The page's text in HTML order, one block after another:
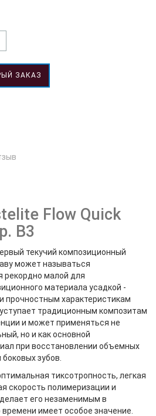
ЗАКАЗ
Flow Quick
В3
текучий композиционный
может называться
рекордно малой для
материала усадкой -
прочностным характеристикам
уступает традиционным композитам
и может применяться не
но и как основной
при восстановлении объемных
зубов.
тиксотропность, легкая
скорость полимеризации и
его незаменимым в
имеет особое значение.